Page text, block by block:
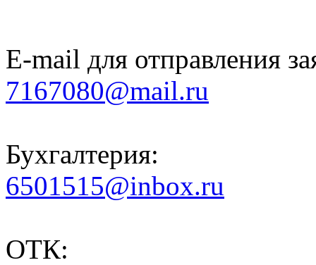
E-mail для отправления
7167080@mail.ru
Бухгалтерия:
6501515@inbox.ru
ОТК: